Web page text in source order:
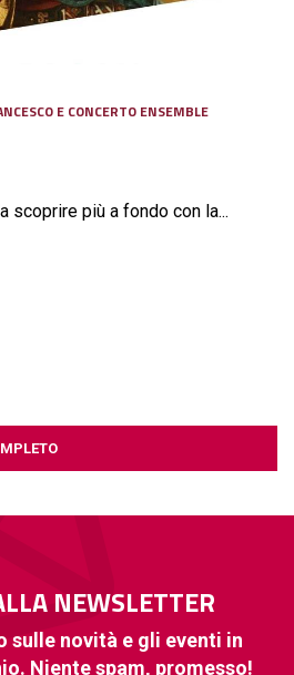
E CONCERTO ENSEMBLE
scoprire più a fondo con la...
NEWSLETTER
sulle novità e gli eventi in
Niente spam, promesso!